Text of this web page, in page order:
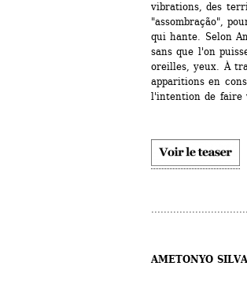
vibrations, des
"assombração",
qui hante. Selon
sans que l'on
oreilles, yeux. À
apparitions en
l'intention de faire
AMETONYO SILVA